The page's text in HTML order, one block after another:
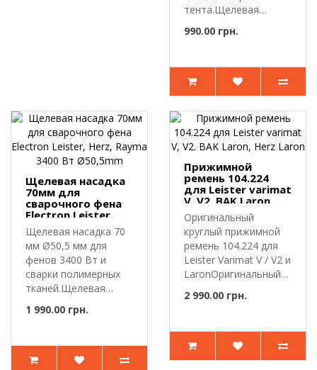
тента.Щелевая
990.00 грн.
Щелевая насадка
70мм для
сварочного фена
Electron Leister,
Herz, Rayma 3400
Вт Ø50,5mm
Щелевая насадка 70
мм Ø50,5 мм для
фенов 3400 Вт и
сварки полимерных
тканей.Щелевая
1 990.00 грн.
Прижимной
ремень 104.224
для Leister varimat
V, V2. BAK Laron,
Herz Laron
Оригинальный
круглый прижимной
ремень 104.224 для
Leister Varimat V / V2 и
LaronОригинальный
2 990.00 грн.